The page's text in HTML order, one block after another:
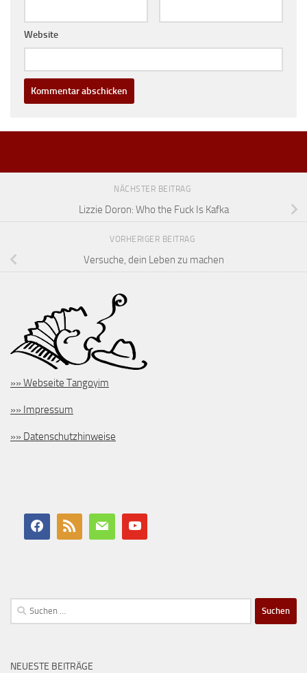
Website
NÄCHSTER BEITRAG
Lizzie Doron: Who the Fuck Is Kafka
VORHERIGER BEITRAG
Versuche, dein Leben zu machen
»» Webseite Tangoyim
»» Impressum
»» Datenschutzhinweise
Suchen
nach:
NEUESTE BEITRÄGE